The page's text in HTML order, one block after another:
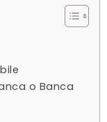
o Banca